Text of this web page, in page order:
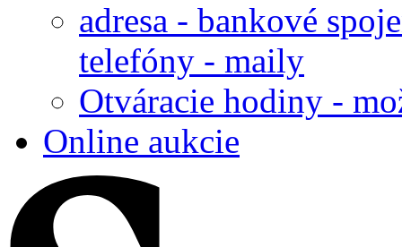
adresa - bankové
telefóny - maily
Otváracie hodiny -
Online aukcie